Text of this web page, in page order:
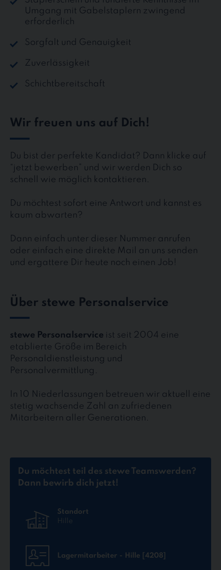
Umgang mit Gabelstaplern zwingend
erforderlich
Sorgfalt und Genauigkeit
Zuverlässigkeit
Schichtbereitschaft
Wir freuen uns auf Dich!
Du bist der perfekte Kandidat? Dann klicke auf
“jetzt bewerben” und wir werden Dich so
schnell wie möglich kontaktieren.
Du möchtest sofort eine Antwort und kannst es
kaum abwarten?
Dann einfach unter dieser Nummer anrufen
oder einfach eine direkte Mail an uns senden
und ergattere Dir heute noch einen Job!
Über stewe Personalservice
stewe Personalservice ist seit 2004 eine
etablierte Größe im Bereich
Personaldienstleistung und
Personalvermittlung.
In 10 Niederlassungen betreuen wir aktuell eine
stetig wachsende Zahl an zufriedenen
Mitarbeitern aller Generationen.
Du möchtest teil des stewe Teamswerden?
Dann bewirb dich jetzt!
Standort
Hille
Lagermitarbeiter - Hille [4208]